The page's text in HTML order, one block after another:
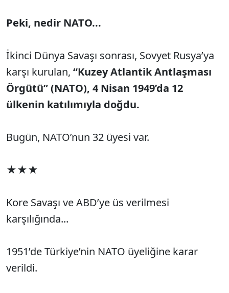
Peki, nedir NATO...
İkinci Dünya Savaşı sonrası, Sovyet Rusya’ya
karşı kurulan, “Kuzey Atlantik Antlaşması
Örgütü” (NATO), 4 Nisan 1949’da 12
ülkenin katılımıyla doğdu.
Bugün, NATO’nun 32 üyesi var.
★★★
Kore Savaşı ve ABD’ye üs verilmesi
karşılığında...
1951’de Türkiye’nin NATO üyeliğine karar
verildi.